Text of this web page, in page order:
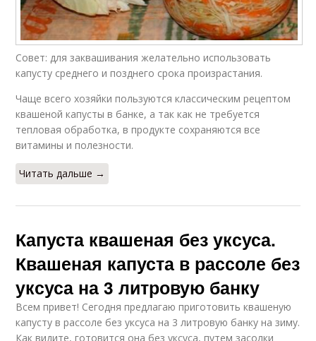
Совет: для заквашивания желательно использовать
капусту среднего и позднего срока произрастания.
Чаще всего хозяйки пользуются классическим рецептом
квашеной капусты в банке, а так как не требуется
тепловая обработка, в продукте сохраняются все
витамины и полезности.
Читать дальше →
Капуста квашеная без уксуса.
Квашеная капуста в рассоле без
уксуса на 3 литровую банку
Всем привет! Сегодня предлагаю приготовить квашеную
капусту в рассоле без уксуса на 3 литровую банку на зиму.
Как видите, готовится она без уксуса, путем засолки